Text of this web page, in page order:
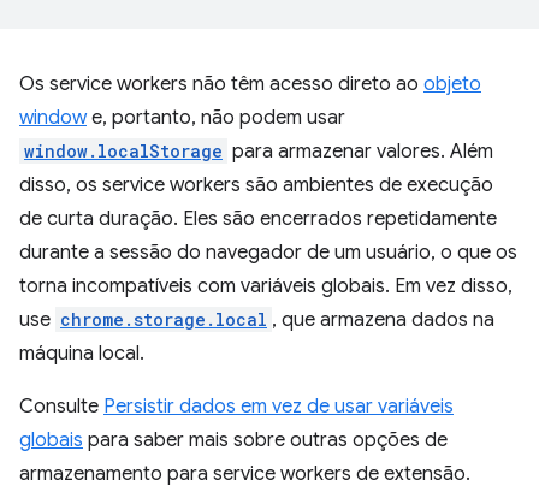
Os service workers não têm acesso direto ao objeto
windowe, portanto, não podem usar
window.localStorage para armazenar valores. Além
disso, os service workers são ambientes de execução
de curta duração. Eles são encerrados repetidamente
durante a sessão do navegador de um usuário, o que os
torna incompatíveis com variáveis globais. Em vez disso,
use chrome.storage.local , que armazena dados na
máquina local.
Consulte Persistir dados em vez de usar variáveis
globais para saber mais sobre outras opções de
armazenamento para service workers de extensão.